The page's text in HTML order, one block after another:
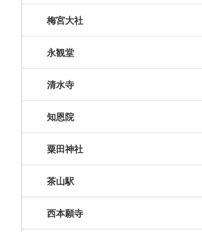
梅宮大社
永観堂
清水寺
知恩院
粟田神社
茶山駅
西本願寺